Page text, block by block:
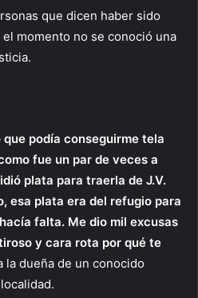
que dicen haber sido
momento no se conoció una
que podía conseguirme tela
fue un par de veces a
plata para traerla de J.V.
esa plata era del refugio para
falta. Me dio mil excusas
y cara rota por qué te
la dueña de un conocido